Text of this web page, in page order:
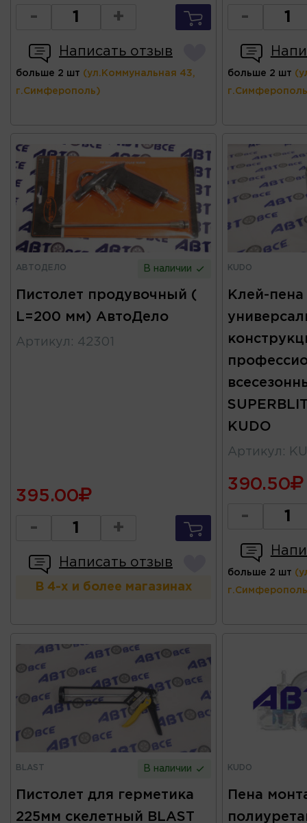
- +
Написать отзыв
больше 2 шт (ул.Коммунальная 43,
г.Симферополь)
-
больше 2 шт
АВТОДЕЛО В наличии
Пистолет продувочный (
L=200 мм) АвтоДело
Артикул : 42301
395.00
- +
Написать отзыв
В 4-х и более магазинах
KUDO
Клей-пена
KUDO
Артикул :
390.50
-
больше 2 шт
BLAST В наличии
Пистолет для герметика
225мм скелетный BLAST
KUDO
Пена